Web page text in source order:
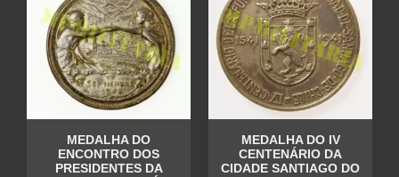
MEDALHA DO
ENCONTRO DOS
PRESIDENTES DA
MEDALHA DO IV
CENTENÁRIO DA
CIDADE SANTIAGO DO